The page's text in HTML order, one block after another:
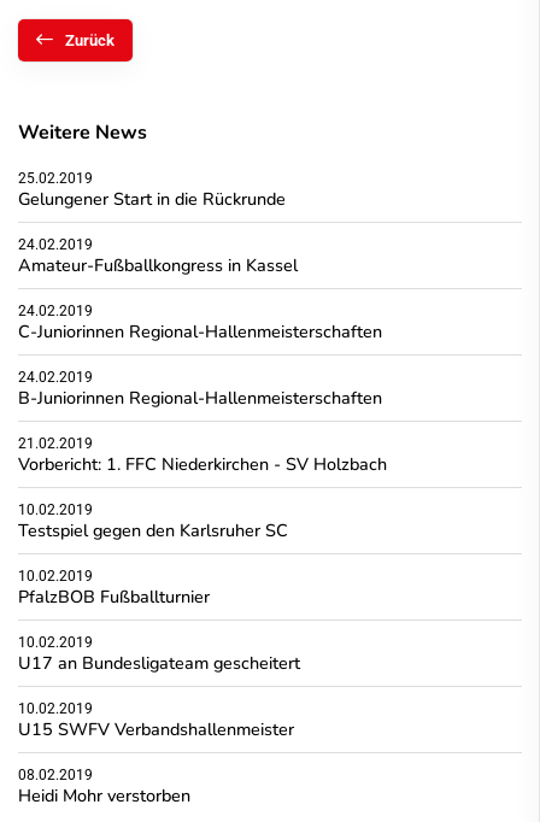
Zurück
Weitere News
25.02.2019
Gelungener Start in die Rückrunde
24.02.2019
Amateur-Fußballkongress in Kassel
24.02.2019
C-Juniorinnen Regional-Hallenmeisterschaften
24.02.2019
B-Juniorinnen Regional-Hallenmeisterschaften
21.02.2019
Vorbericht: 1. FFC Niederkirchen - SV Holzbach
10.02.2019
Testspiel gegen den Karlsruher SC
10.02.2019
PfalzBOB Fußballturnier
10.02.2019
U17 an Bundesligateam gescheitert
10.02.2019
U15 SWFV Verbandshallenmeister
08.02.2019
Heidi Mohr verstorben